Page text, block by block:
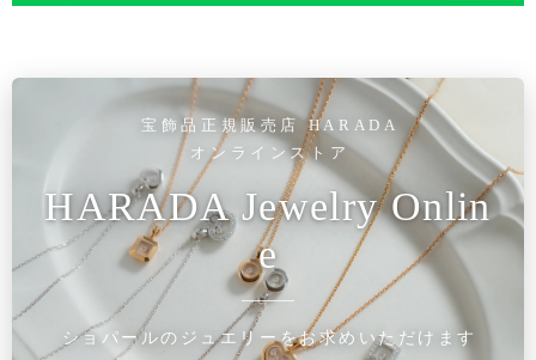
宝飾品正規販売店 HARADA
オンラインストア
HARADA Jewelry Onlin
e
ショパールのジュエリーをお求めいただけます